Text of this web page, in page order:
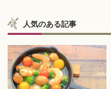
人気のある記事